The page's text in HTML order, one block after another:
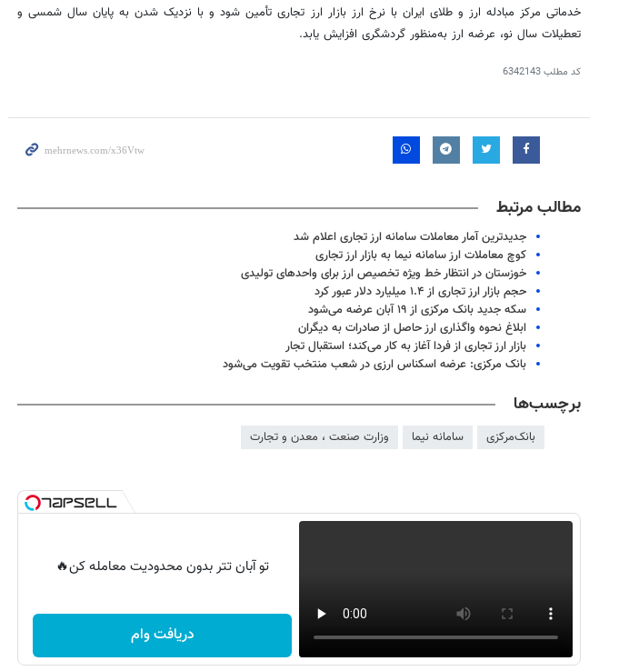
خدماتی مرکز مبادله ارز و طلای ایران با نرخ ارز بازار ارز تجاری تأمین شود و با نزدیک شدن به پایان سال شمسی و
تعطیلات سال نو، عرضه ارز به‌منظور گردشگری افزایش یابد.
کد مطلب6342143
مطالب مرتبط
جدیدترین آمار معاملات سامانه ارز تجاری اعلام شد
کوچ معاملات ارز سامانه نیما به بازار ارز تجاری
خوزستان در انتظار خط ویژه تخصیص ارز برای واحدهای تولیدی
حجم بازار ارز تجاری از ۱.۴ میلیارد دلار عبور کرد
سکه جدید بانک مرکزی از ۱۹ آبان‌ عرضه می‌شود
ابلاغ نحوه واگذاری ارز حاصل از صادرات به دیگران
بازار ارز تجاری از فردا آغاز به کار می‌کند؛ استقبال تجار
بانک مرکزی: عرضه اسکناس ارزی در شعب منتخب تقویت می‌شود
برچسب‌ها
بانک‌مرکزی سامانه نیما وزارت صنعت ، معدن و تجارت
تو آبان تتر بدون محدودیت معامله کن🔥
دریافت وام